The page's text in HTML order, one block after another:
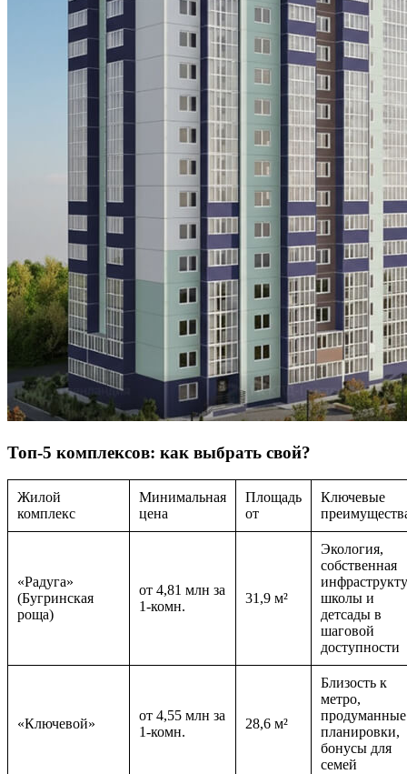
Топ-5 комплексов: как выбрать свой?
Жилой
комплекс
Минимальная
цена
Площадь
от
Ключевые
«Радуга»
(Бугринская
роща)
от 4,81 млн за
1-комн.
31,9 м²
Экология,
собственная
школы и
детсады в
шаговой
доступности
«Ключевой»
от 4,55 млн за
1-комн.
28,6 м²
Близость к
метро,
продуманные
планировки,
бонусы для
семей